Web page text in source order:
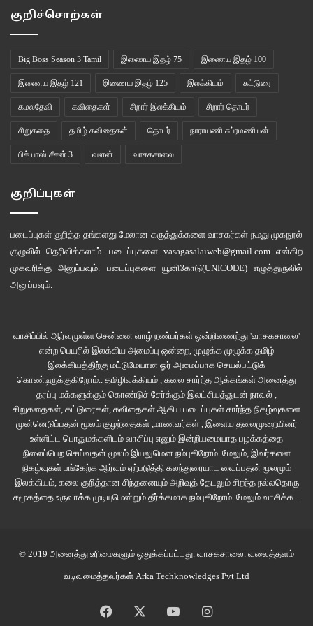
இடத்திலிருந்து சொல்லும் சாமர்த்தியம் கொண்டவள் என்பது அருக்காணிக்குத்
தெரியும்.
பையன். அவன் தங்கச்சியக் கட்டிக் கொடுத்த இடத்துல அப்படி ஒண்ணும் வசதி
இல்ல, தங்கச்சி மாப்பிள்ளையும் அப்படி ஒண்ணும் சுடியான ஆள் கிடையாது. அவ
கொண்டுபோயிக் கொடுத்துட்டு வருவா. அவியலுக்கு புள்ள நல்லாப்
‘’முருகேசனுக்கு காலா காலத்துல கல்யாணம் பண்ணி வைக்கவணும்னு
நெனப்பெ இல்லையா?’’
மங்குதுரு மாதிரி எதச்சொன்னாலும் தலையாட்டும். அத இவன் தலையில கட்டி
வச்சிட்டா எல்லாம் நம்ம கைக்குள்ள இருக்கும்னு இவங்க நெனப்பு.
அதையெல்லாம் மீறி கல்யாணம் பண்ணுணா விடுவாங்களா அதையும் மீறி
முருகேசன் அவுங்க, இவுங்க காலப்புடிச்சு கல்யாணம் பண்ணிக்கிட்டான்.’’
‘’கல்யாணத்துக்கு அவங்க ரெண்டு பேரும் வந்தாங்களா?’’
‘’எங்க வந்தாங்க.. மொத நாளே புள்ளை ஊட்டுல போயி குக்கிக்கிட்டாங்க.
பங்காளிக நாலு ஊட்டுச்சனம்தான் அவனுக்கு ஆதரவா நின்னு கல்யாணத்த
முடிச்சு வச்சாங்க.’’
‘’உள்ளூர் மாமங்கரங்கதான் சீர் செஞ்சிருக்காங்க’’
குறிச்சொற்கள்
Big Boss Season 3 Tamil இணைய இதழ் 75 இணைய இதழ் 100
இணைய இதழ் 121 இணைய இதழ் 125 இலக்கியம் கட்டுரை
கமலதேவி கவிதைகள் சிறார் இலக்கியம் சிறார் தொடர்
சிறுகதை தமிழ் கவிதைகள் தொடர் நாராயணி சுப்ரமணியன்
பிக் பாஸ் சீசன் 3 வளன் வாசகசாலை
குறிப்புகள்
படைப்புகள் குறித்த தங்களது மேலான கருத்துக்களை வாசகர்கள் நமது முகநூல்
குழுவில் தெரிவிக்கலாம். படைப்புகளை vasagasalaiweb@gmail.com என்கிற
முகவரிக்கு அனுப்பவும். படைப்புகளை யூனிகோடு(UNICODE)எழுத்துருவில்
அனுப்பவும்.
வாசிப்பில் ஆர்வமுள்ள சென்னை வாழ் நண்பர்கள் ஒன்றிணைந்து 'வாசகசாலை'
என்ற பெயரில் இலக்கிய அமைப்பு ஒன்றை, முழுக்க முழுக்க தமிழ்
இலக்கியத்திற்கு மட்டுமேயான ஓர் அமைப்பாக செயல்பட்டுக்
கொண்டிருக்குகிறோம்.. தமிழிலக்கியம் , கலை சார்ந்த ஆக்கங்கள் அனைத்து
தரப்பு மக்களுக்கும் கொண்டுச் சேர்க்கும் இலட்சியத்துடன் நாவல் ,
சிறுகதைகள், கட்டுரைகள், கவிதைகள் ஆகிய படைப்புகள் சார்ந்த நிகழ்வுகளை
முன்னெடுப்பதன் மூலம் குழந்தைகள் ,மாணவர்கள் , இளைய தலைமுறையினர்
உள்ளிட்ட பொதுமக்களிடம் வாசிப்பு எனும் இன்றியமையாத பழக்கத்தை
நிலைப்பெற செய்வதன் மூலம் இயலுமென நம்புகிறோம். மேலும், இவர்களை
நிகழ்வுகள் பங்கேற்க ஆர்வம் ஏற்படுத்தி கலந்துரையாட வைப்பதன் மூலமும்
இலக்கியம், கலை குறித்தான சிந்தனையும் அறிவுத் தேடலும் சிறந்த நல்லதொரு
சமூகத்தை உருவாக்க முடியுமென்றும் தீர்க்கமாக நம்புகிறோம். மேலும் வாசிக்க...
© 2019 அனைத்து உரிமைகளும் ஒதுக்கப்பட்டது. வாசகசாலை. வலைத்தளம்
வடிவமைத்தவர்கள் Arka Techknowledges Pvt Ltd
Facebook YouTubeInstagram